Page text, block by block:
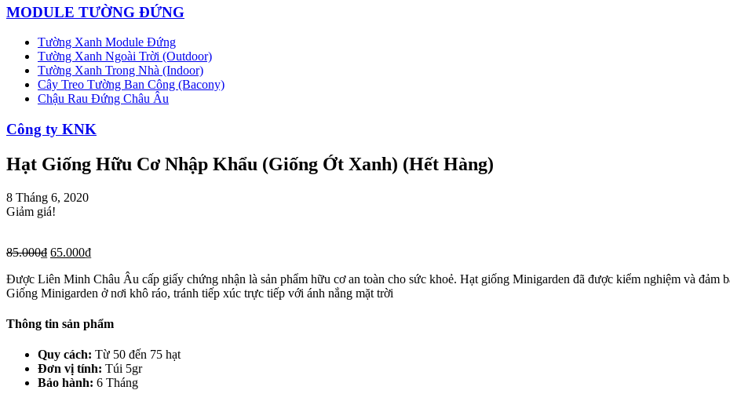
MODULE TƯỜNG ĐỨNG
Tường Xanh Module Đứng
Tường Xanh Ngoài Trời (Outdoor)
Tường Xanh Trong Nhà (Indoor)
Cây Treo Tường Ban Công (Bacony)
Chậu Rau Đứng Châu Âu
Công ty KNK
Hạt Giống Hữu Cơ Nhập Khẩu (Giống Ớt Xanh) (Hết Hàng)
8 Tháng 6, 2020
Giảm giá!
85.000₫ 65.000₫
Được Liên Minh Châu Âu cấp giấy chứng nhận là sản phẩm hữu cơ an toàn cho sức khoẻ. Hạt giống Minigarden đã được kiểm nghiệm và đảm
Giống Minigarden ở nơi khô ráo, tránh tiếp xúc trực tiếp với ánh nắng mặt trời
Thông tin sản phẩm
Quy cách: Từ 50 đến 75 hạt
Đơn vị tính: Túi 5gr
Bảo hành: 6 Tháng